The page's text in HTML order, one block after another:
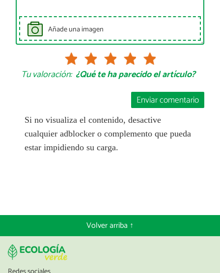
Añade una imagen
Tu valoración: ¿Qué te ha parecido el artículo?
Enviar comentario
Si no visualiza el contenido, desactive
cualquier adblocker o complemento que pueda
estar impidiendo su carga.
Volver arriba ↑